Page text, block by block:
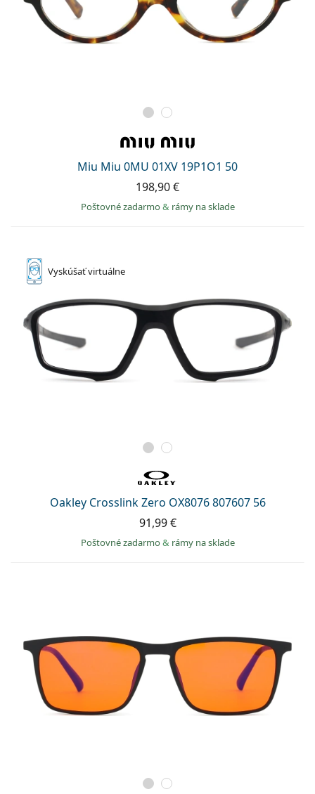
Miu Miu 0MU 01XV 19P1O1 50
198,90 €
Poštovné zadarmo& rámy na sklade
Vyskúšaťvirtuálne
Oakley Crosslink Zero OX8076 807607 56
91,99 €
Poštovné zadarmo& rámy na sklade